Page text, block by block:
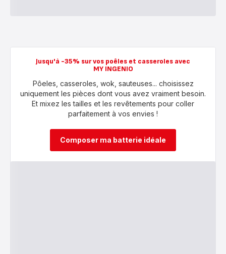
Jusqu'à -35% sur vos poêles et casseroles avec
MY INGENIO
Pôeles, casseroles, wok, sauteuses... choisissez
uniquement les pièces dont vous avez vraiment besoin.
Et mixez les tailles et les revêtements pour coller
parfaitement à vos envies !
Composer ma batterie idéale